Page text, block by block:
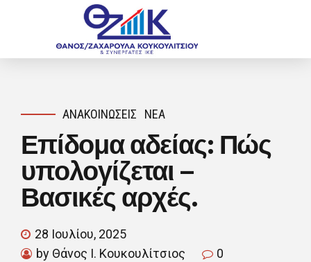
ΑΝΑΚΟΙΝΏΣΕΙΣ ΝΈΑ
Επίδομα αδείας: Πώς
υπολογίζεται –
Βασικές αρχές.
28 Ιουλίου, 2025
by Θάνος Ι. Κουκουλίτσιος
0